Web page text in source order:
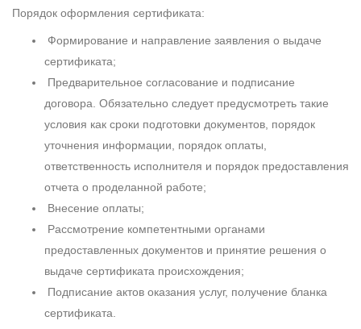
Порядок оформления сертификата:
Формирование и направление заявления о выдаче
сертификата;
Предварительное согласование и подписание
договора. Обязательно следует предусмотреть такие
условия как сроки подготовки документов, порядок
уточнения информации, порядок оплаты,
ответственность исполнителя и порядок предоставления
отчета о проделанной работе;
Внесение оплаты;
Рассмотрение компетентными органами
предоставленных документов и принятие решения о
выдаче сертификата происхождения;
Подписание актов оказания услуг, получение бланка
сертификата.